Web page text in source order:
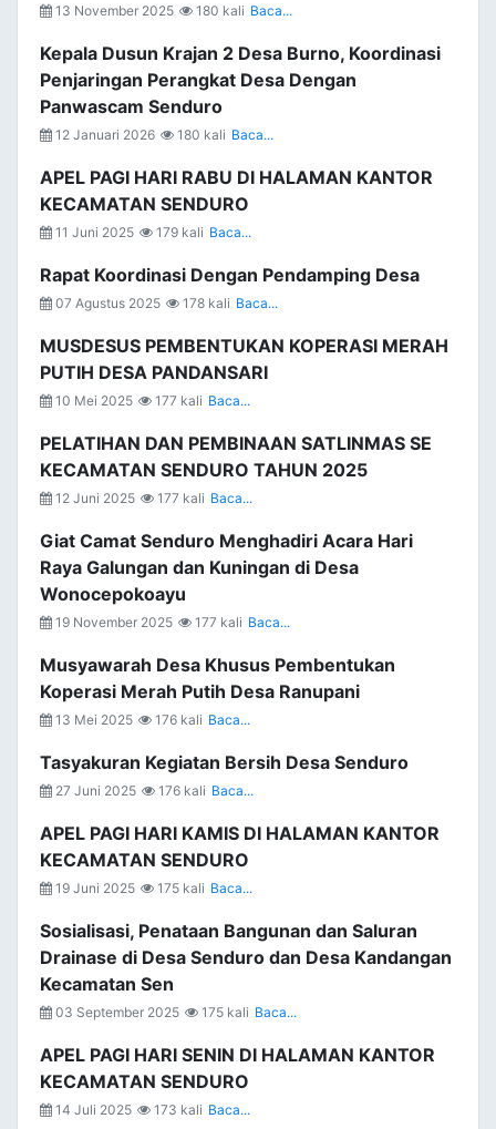
13 November 2025 180 kali Baca...
Kepala Dusun Krajan 2 Desa Burno, Koordinasi
Penjaringan Perangkat Desa Dengan
Panwascam Senduro
12 Januari 2026 180 kali Baca...
APEL PAGI HARI RABU DI HALAMAN KANTOR
KECAMATAN SENDURO
11 Juni 2025 179 kali Baca...
Rapat Koordinasi Dengan Pendamping Desa
07 Agustus 2025 178 kali Baca...
MUSDESUS PEMBENTUKAN KOPERASI MERAH
PUTIH DESA PANDANSARI
10 Mei 2025 177 kali Baca...
PELATIHAN DAN PEMBINAAN SATLINMAS SE
KECAMATAN SENDURO TAHUN 2025
12 Juni 2025 177 kali Baca...
Giat Camat Senduro Menghadiri Acara Hari
Raya Galungan dan Kuningan di Desa
Wonocepokoayu
19 November 2025 177 kali Baca...
Musyawarah Desa Khusus Pembentukan
Koperasi Merah Putih Desa Ranupani
13 Mei 2025 176 kali Baca...
Tasyakuran Kegiatan Bersih Desa Senduro
27 Juni 2025 176 kali Baca...
APEL PAGI HARI KAMIS DI HALAMAN KANTOR
KECAMATAN SENDURO
19 Juni 2025 175 kali Baca...
Sosialisasi, Penataan Bangunan dan Saluran
Drainase di Desa Senduro dan Desa Kandangan
Kecamatan Sen
03 September 2025 175 kali Baca...
APEL PAGI HARI SENIN DI HALAMAN KANTOR
KECAMATAN SENDURO
14 Juli 2025 173 kali Baca...